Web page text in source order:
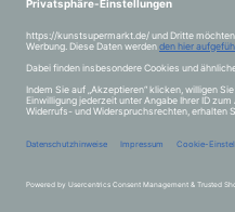
Landschaft
Abstrakt
Stillleben